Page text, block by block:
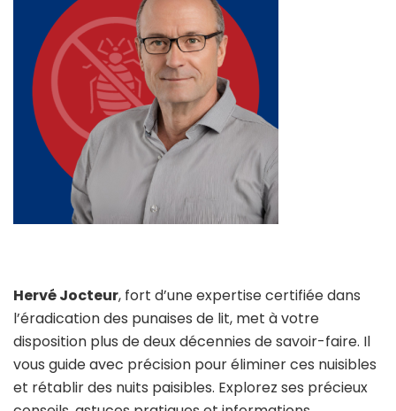
Hervé Jocteur, fort d’une expertise certifiée dans
l’éradication des punaises de lit, met à votre
disposition plus de deux décennies de savoir-faire. Il
vous guide avec précision pour éliminer ces nuisibles
et rétablir des nuits paisibles. Explorez ses précieux